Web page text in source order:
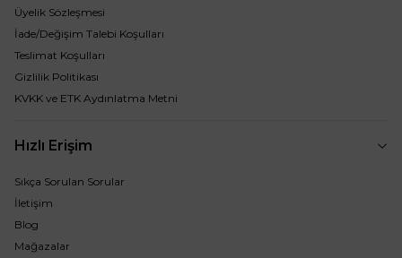
Üyelik Sözleşmesi
İade/Değişim Talebi Koşulları
Teslimat Koşulları
Gizlilik Politikası
KVKK ve ETK Aydınlatma Metni
Hızlı Erişim
Sıkça Sorulan Sorular
İletişim
Blog
Mağazalar